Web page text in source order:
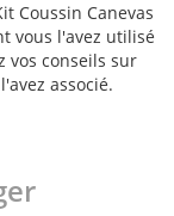
Coussin Canevas
vous l'avez utilisé
vos conseils sur
associé.